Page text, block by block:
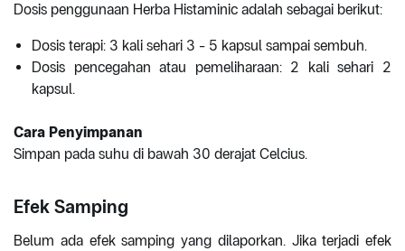
Dosis penggunaan Herba Histaminic adalah sebagai berikut:
Dosis terapi: 3 kali sehari 3 - 5 kapsul sampai sembuh.
Dosis pencegahan atau pemeliharaan: 2 kali sehari 2
kapsul.
Cara Penyimpanan
Simpan pada suhu di bawah 30 derajat Celcius.
Efek Samping
Belum ada efek samping yang dilaporkan. Jika terjadi efek